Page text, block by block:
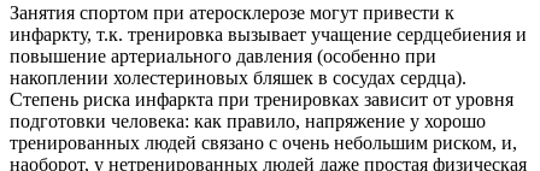
Занятия спортом при атеросклерозе могут привести к
инфаркту, т.к. тренировка вызывает учащение сердцебиения и
повышение артериального давления (особенно при
накоплении холестериновых бляшек в сосудах сердца).
Степень риска инфаркта при тренировках зависит от уровня
подготовки человека: как правило, напряжение у хорошо
тренированных людей связано с очень небольшим риском, и,
наоборот, у нетренированных людей даже простая физическая